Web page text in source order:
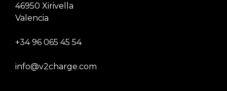
46950 Xirivella
Valencia
+34 96 065 45 54
info@v2charge.com